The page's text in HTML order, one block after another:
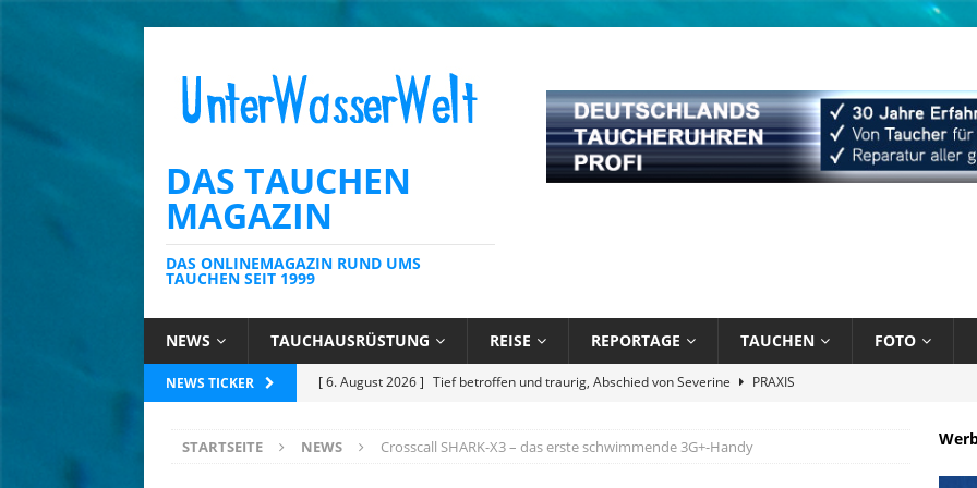
DAS TAUCHEN
MAGAZIN
DAS ONLINEMAGAZIN RUND UMS
TAUCHEN SEIT 1999
NEWS TAUCHAUSRÜSTUNG REISE REPORTAGE TAUCHEN FOTO
NEWS TICKER [ 6. August 2026 ] Kein Schnäppchen und stark limitiert: Bühlmann Decompression 02 Orange
[ 6. August 2026 ] Die Karibik unter Wasser mit Sandals Resorts
NEWS
STARTSEITE NEWS Crosscall SHARK-X3 – das erste schwimmende 3G+-Handy